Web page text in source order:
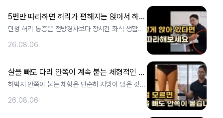
5번만 따라하면 허리가 편해지는 앉아서 하는 허리골반 재활운동!
만성 허리 통증은 전방경사보다 장시간 좌식 생활로
26.08.06
살을 빼도 다리 안쪽이 계속 붙는 체형적인 이유! 궁금하시죠?
허벅지 안쪽이 붙는 체형은 단순히 지방이 많은 것이
26.08.06